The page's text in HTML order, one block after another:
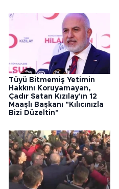
Tüyü Bitmemiş Yetimin
Hakkını Koruyamayan,
Çadır Satan Kızılay'ın 12
Maaşlı Başkanı "Kılıcınızla
Bizi Düzeltin"